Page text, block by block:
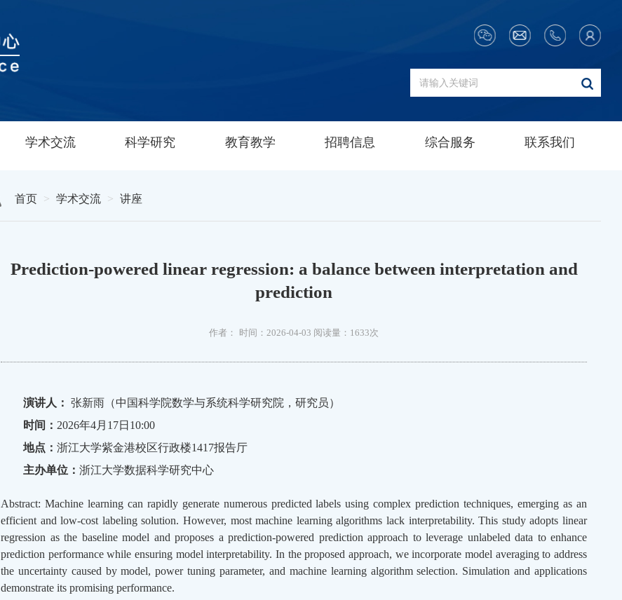
学术交流 科学研究 教育教学 招聘信息 综合服务 联系我们
首页 学术交流 讲座
Prediction-powered linear regression: a balance between interpretation and
prediction
作者： 时间：2026-04-03 阅读量：1633次
演讲人： 张新雨（中国科学院数学与系统科学研究院，研究员）
时间： 2026年4月17日10:00
地点： 浙江大学紫金港校区行政楼1417报告厅
主办单位： 浙江大学数据科学研究中心
Abstract: Machine learning can rapidly generate numerous predicted labels using complex prediction techniques, emerging as an
efficient and low-cost labeling solution. However, most machine learning algorithms lack interpretability. This study adopts linear
regression as the baseline model and proposes a prediction-powered prediction approach to leverage unlabeled data to enhance
prediction performance while ensuring model interpretability. In the proposed approach, we incorporate model averaging to address
the uncertainty caused by model, power tuning parameter, and machine learning algorithm selection. Simulation and applications
demonstrate its promising performance.